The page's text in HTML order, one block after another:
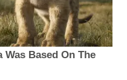
Was Based On The